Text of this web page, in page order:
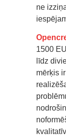
ne
1500
līdz
mērķis